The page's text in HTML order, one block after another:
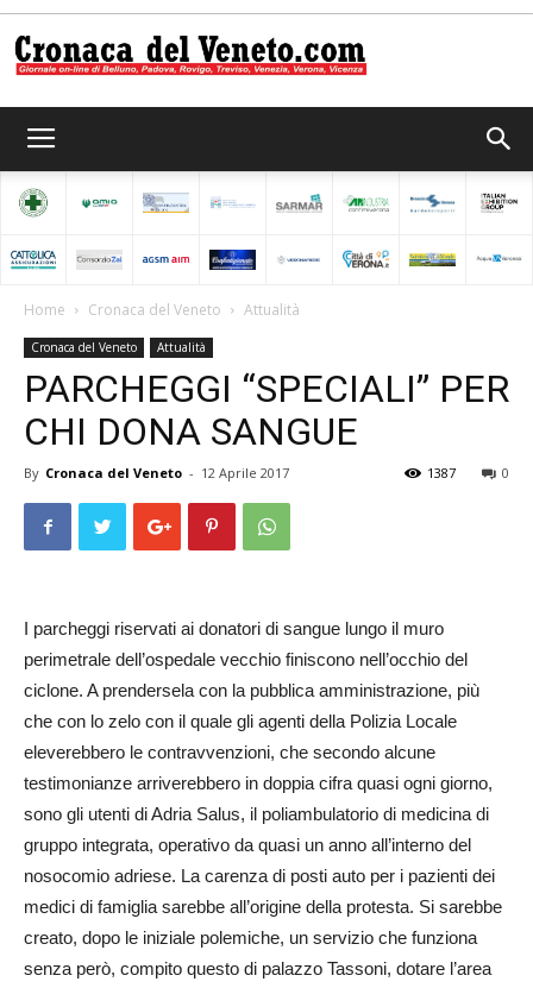
del
Home Cronaca del Veneto Attualità
Cronaca del Veneto Attualità
PARCHEGGI “SPECIALI” PER
CHI DONA SANGUE
By Cronaca del Veneto - 12 Aprile 2017 0
1387
I parcheggi riservati ai donatori di sangue lungo il muro
perimetrale dell’ospedale vecchio finiscono nell’occhio del
ciclone. A prendersela con la pubblica amministrazione, più
che con lo zelo con il quale gli agenti della Polizia Locale
eleverebbero le contravvenzioni, che secondo alcune
testimonianze arriverebbero in doppia cifra quasi ogni giorno,
sono gli utenti di Adria Salus, il poliambulatorio di medicina di
gruppo integrata, operativo da quasi un anno all’interno del
nosocomio adriese. La carenza di posti auto per i pazienti dei
medici di famiglia sarebbe all’origine della protesta. Si sarebbe
creato, dopo le iniziale polemiche, un servizio che funziona
senza però, compito questo di palazzo Tassoni, dotare l’area